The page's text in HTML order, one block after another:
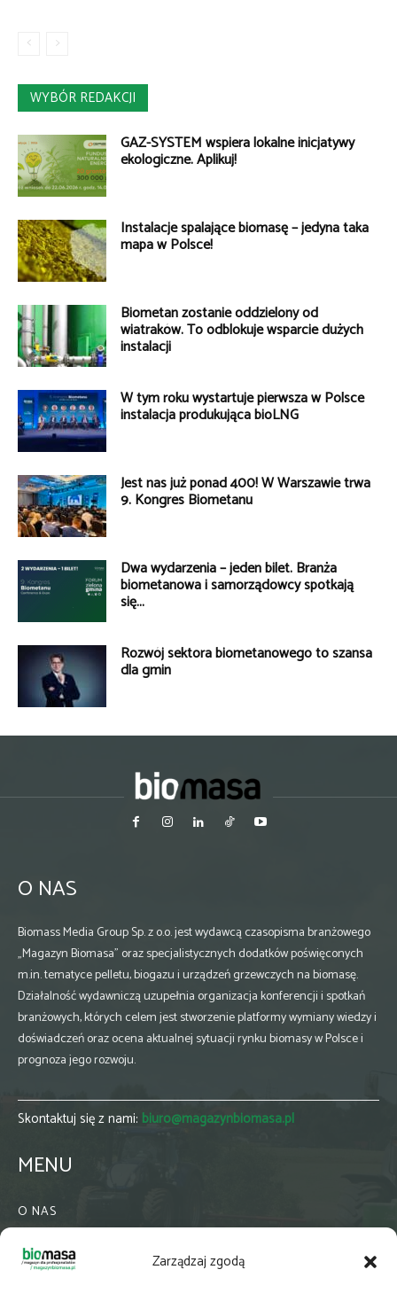
Zarządzaj zgodą
WYBÓR REDAKCJI
GAZ-SYSTEM wspiera lokalne inicjatywy
ekologiczne. Aplikuj!
Instalacje spalające biomasę – jedyna taka
mapa w Polsce!
Biometan zostanie oddzielony od
wiatraków. To odblokuje wsparcie dużych
instalacji
W tym roku wystartuje pierwsza w Polsce
instalacja produkująca bioLNG
Jest nas już ponad 400! W Warszawie trwa
9. Kongres Biometanu
Dwa wydarzenia – jeden bilet. Branża
biometanowa i samorządowcy spotkają
się...
Rozwój sektora biometanowego to szansa
dla gmin
O NAS
Biomass Media Group Sp. z o.o. jest wydawcą czasopisma branżowego
„Magazyn Biomasa” oraz specjalistycznych dodatków poświęconych
m.in. tematyce pelletu, biogazu i urządzeń grzewczych na biomasę.
Działalność wydawniczą uzupełnia organizacja konferencji i spotkań
branżowych, których celem jest stworzenie platformy wymiany wiedzy i
doświadczeń oraz ocena aktualnej sytuacji rynku biomasy w Polsce i
prognoza jego rozwoju.
Skontaktuj się z nami: biuro@magazynbiomasa.pl
MENU
O NAS
WSPÓŁPRACA